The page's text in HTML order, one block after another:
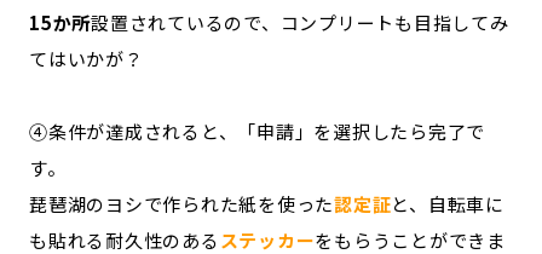
15か所設置されているので、コンプリートも目指してみ
てはいかが？
④条件が達成されると、「申請」を選択したら完了で
す。
琵琶湖のヨシで作られた紙を使った認定証と、自転車に
も貼れる耐久性のあるステッカーをもらうことができま